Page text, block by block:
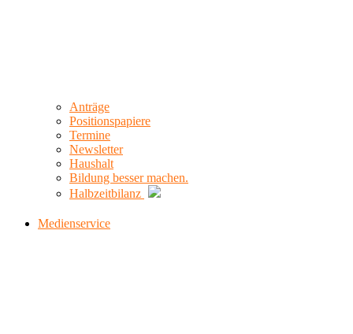
Anträge
Positionspapiere
Termine
Newsletter
Haushalt
Bildung besser machen.
Halbzeitbilanz
Medienservice